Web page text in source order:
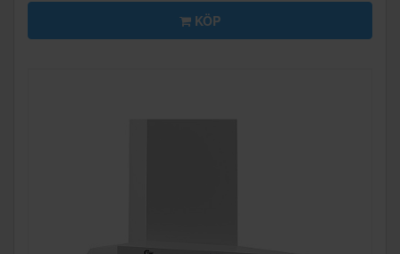
KÖP